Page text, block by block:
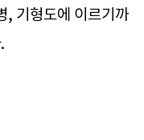
, 기형도에 이르기까